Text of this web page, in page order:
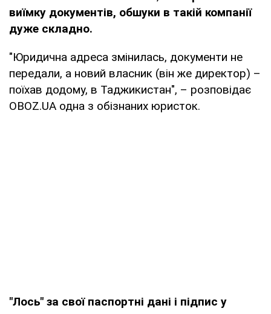
виїмку документів, обшуки в такій компанії
дуже складно.
"Юридична адреса змінилась, документи не
передали, а новий власник (він же директор) –
поїхав додому, в Таджикистан", – розповідає
OBOZ.UA одна з обізнаних юристок.
"Лось" за свої паспортні дані і підпис у